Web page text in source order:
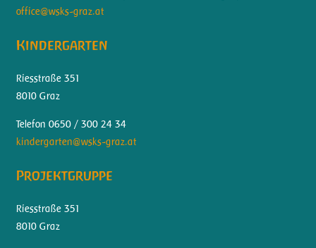
office@wsks-graz.at
Kindergarten
Riesstraße 351
8010 Graz
Telefon 0650 / 300 24 34
kindergarten@wsks-graz.at
Projektgruppe
Riesstraße 351
8010 Graz